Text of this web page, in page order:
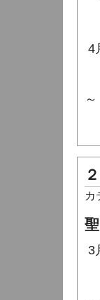
(
(
4
(
カ
3
(
(